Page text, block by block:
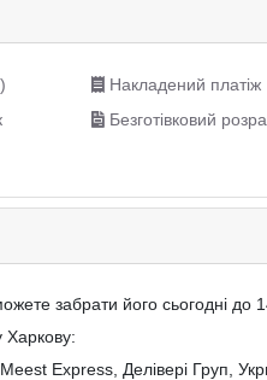
Накладений платіж
Безготівковий
забрати його сьогодні до
Харкову:
Express, Делівері Груп,